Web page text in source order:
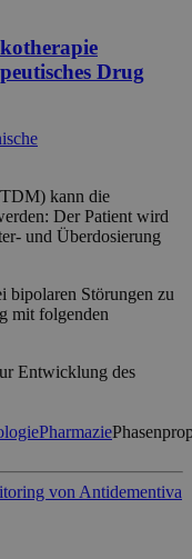
Drug
kann die
Der Patient wird
und Überdosierung
bipolaren Störungen zu
mit folgenden
Entwicklung des
Pharmazie